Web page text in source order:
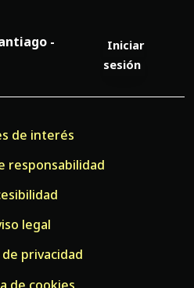
-
Iniciar
sesión
de interés
responsabilidad
legal
privacidad
de cookies